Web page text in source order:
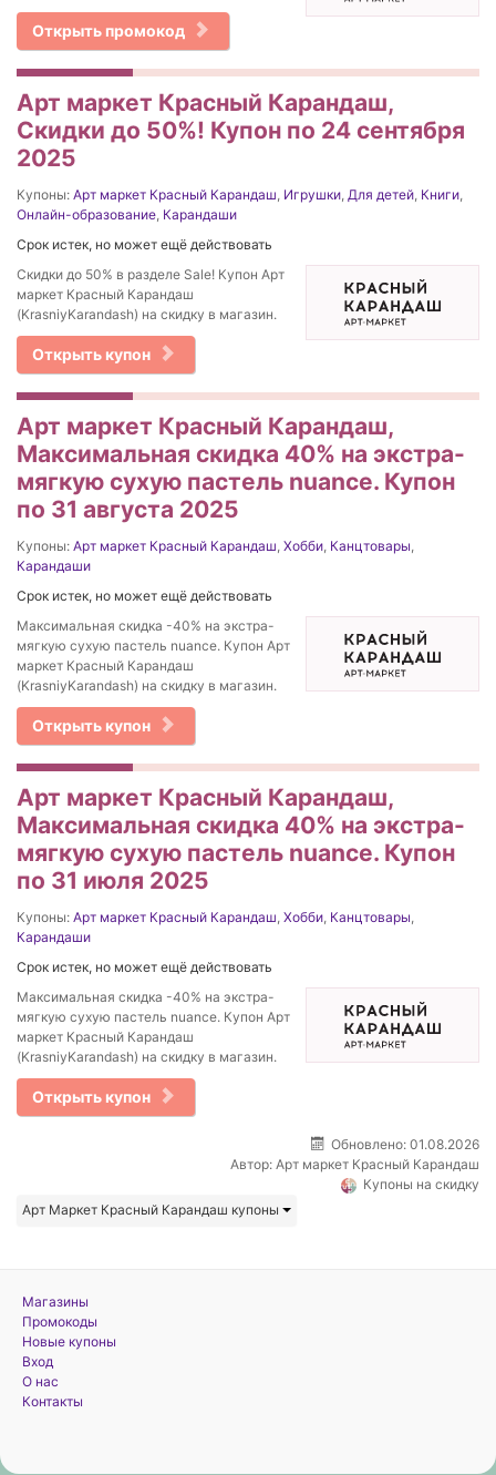
Открыть промокод
Арт маркет Красный Карандаш,
Скидки до 50%! Купон по 24 сентября
2025
Купоны: Арт маркет Красный Карандаш, Игрушки, Для детей, Книги,
Онлайн-образование, Карандаши
Срок истек, но может ещё действовать
Скидки до 50% в разделе Sale! Купон Арт
маркет Красный Карандаш
(KrasniyKarandash) на скидку в магазин.
Открыть купон
Арт маркет Красный Карандаш,
Максимальная скидка 40% на экстра-
мягкую сухую пастель nuance. Купон
по 31 августа 2025
Купоны: Арт маркет Красный Карандаш, Хобби, Канцтовары,
Карандаши
Срок истек, но может ещё действовать
Максимальная скидка -40% на экстра-
мягкую сухую пастель nuance. Купон Арт
маркет Красный Карандаш
(KrasniyKarandash) на скидку в магазин.
Открыть купон
Арт маркет Красный Карандаш,
Максимальная скидка 40% на экстра-
мягкую сухую пастель nuance. Купон
по 31 июля 2025
Купоны: Арт маркет Красный Карандаш, Хобби, Канцтовары,
Карандаши
Срок истек, но может ещё действовать
Максимальная скидка -40% на экстра-
мягкую сухую пастель nuance. Купон Арт
маркет Красный Карандаш
(KrasniyKarandash) на скидку в магазин.
Открыть купон
Обновлено: 01.08.2026
Автор: Арт маркет Красный Карандаш
Купоны на скидку
Арт Маркет Красный Карандаш купоны
Магазины
Промокоды
Новые купоны
Вход
О нас
Контакты